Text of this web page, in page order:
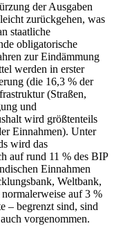
der Ausgaben
zurückgehen, was
staatliche
obligatorische
zur Eindämmung
werden in erster
(die 16,3 % der
(Straßen,
und
wird größtenteils
Einnahmen). Unter
wird das
auf rund 11 % des BIP
Einnahmen
Weltbank,
auf 3 %
– begrenzt sind, sind
vorgenommen.